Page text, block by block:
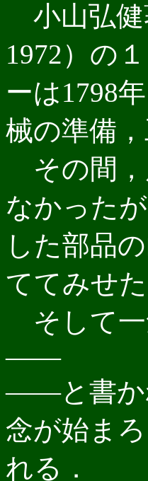
小山弘健
1972）の
ーは1798
械の準備
その間，
なかった
した部品
ててみせた
そして一
――
――と書か
念が始ま
れる．